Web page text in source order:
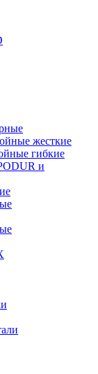
жесткие
гибкие
и